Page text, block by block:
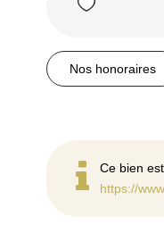
Nos honoraires
Ce bien
https://